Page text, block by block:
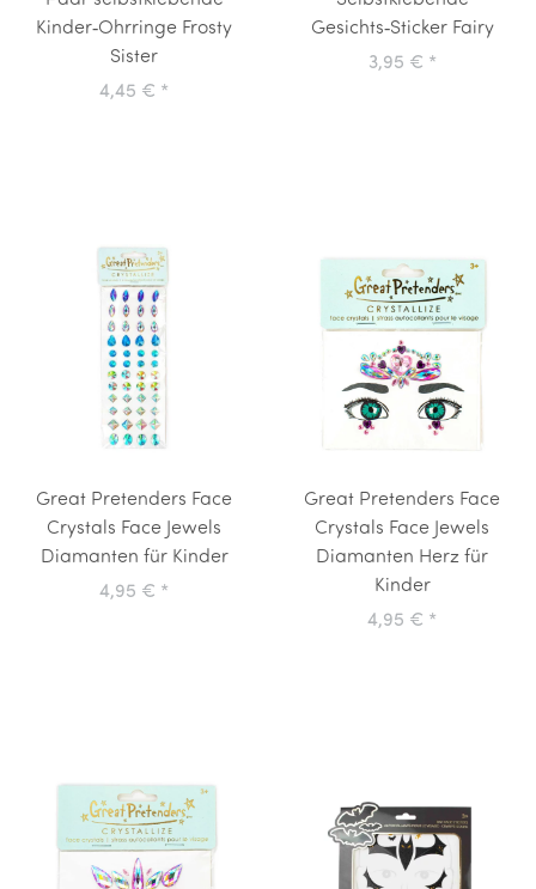
Kinder‑Ohrringe Frosty
Sister
4,45 € *
Gesichts‑Sticker Fairy
3,95 € *
Great Pretenders Face
Crystals Face Jewels
Diamanten für Kinder
4,95 € *
Great Pretenders Face
Crystals Face Jewels
Diamanten Herz für
Kinder
4,95 € *